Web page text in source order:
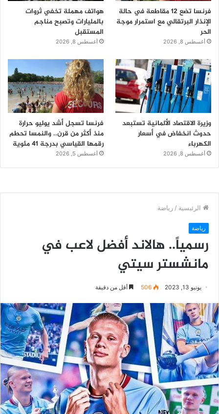
فرنسا تضع 12 مقاطعة في حالة
الإنذار البرتقالي مع استمرار موجة
الحر
أغسطس 8, 2026
هواتف مهملة تخفي ثروات
بالمليارات وتصبح مناجم
المستقبل
أغسطس 8, 2026
وزيرة الاقتصاد الألمانية تستبعد
حدوث انخفاض في أسعار
الكهرباء
أغسطس 8, 2026
فرنسا تسجل أشد يوليو حرارة
منذ أكثر من قرن.. والنمسا تحطم
رقمها القياسي بدرجة 41 مئوية
أغسطس 5, 2026